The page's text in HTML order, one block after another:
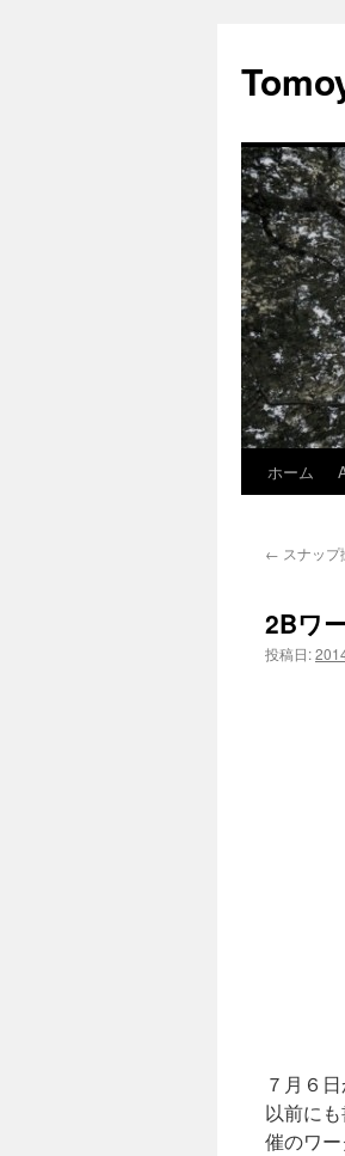
ツ
ホーム
← スナップ
2Bワ
投稿日:
７月６
以前に
催のワー